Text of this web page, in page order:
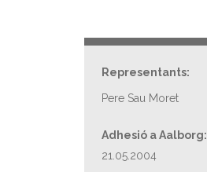
Representants:
Pere Sau Moret
Adhesió a Aalborg:
21.05.2004